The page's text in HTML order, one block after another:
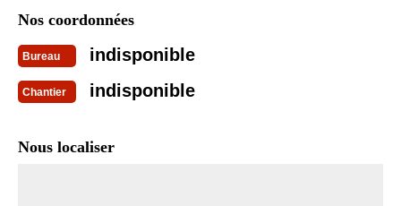
Nos coordonnées
Bureau indisponible
Chantier indisponible
Nous localiser